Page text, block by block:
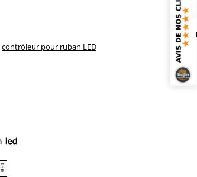
contrôleur pour ruban LED